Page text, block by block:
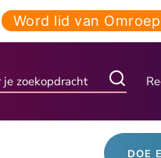
Word lid van
DOE